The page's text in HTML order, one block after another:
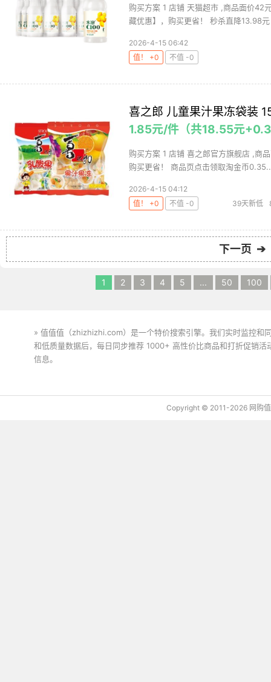
购买方案 1 店铺 天猫超市 ,商品面价42
藏优惠】，购买更省！ 秒杀直降13.98
2026-4-15 06:42
值！ +0
不值 -0
喜之郎 儿童果汁果冻袋装
1.85元/件（共18.55元
购买方案 1 店铺 喜之郎官方旗舰店 ,商
购买更省！ 商品页点击领取淘金币
2026-4-15 04:12
值！ +0
不值 -0 39天新低
下一页 ➔
1 2 3 4 5 ... 50 100
» 值值值（zhizhizhi.com）是一个特价搜索引擎。我们实时监控和
和低质量数据后，每日同步推荐 1000+ 高性价比商品和打折促销
信息。
Copyright © 2011-2026 网购